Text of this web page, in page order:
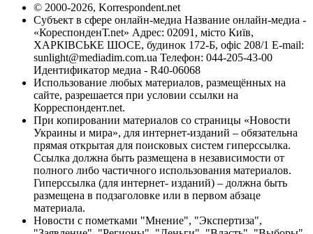
© 2000-2026, Korrespondent.net
Субъект в сфере онлайн-медиа Название онлайн-медиа -
«КореспонденТ.net» Адрес: 02091, місто Київ,
ХАРКІВСЬКЕ ШОСЕ, будинок 172-Б, офіс 208/1 E-mail:
sunlight@mediadim.com.ua Телефон: 044-205-43-00
Идентификатор медиа - R40-06068
Использование любых материалов, размещённых на
сайте, разрешается при условии ссылки на
Корреспондент.net.
При копировании материалов со страницы «Новости
Украины и мира», для интернет-изданий – обязательна
прямая открытая для поисковых систем гиперссылка.
Ссылка должна быть размещена в независимости от
полного либо частичного использования материалов.
Гиперссылка (для интернет- изданий) – должна быть
размещена в подзаголовке или в первом абзаце
материала.
Новости с пометками "Мнение", "Экспертиза",